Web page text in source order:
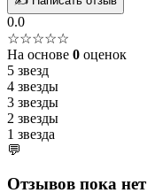
0.0
☆☆☆☆☆
На основе 0 оценок
5 звезд
4 звезды
3 звезды
2 звезды
1 звезда
💬
Отзывов пока нет